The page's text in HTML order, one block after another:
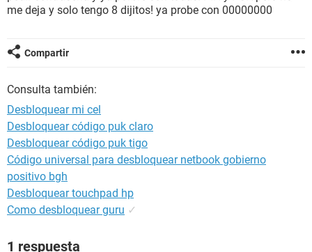
me deja y solo tengo 8 dijitos! ya probe con 00000000
Compartir
Consulta también:
Desbloquear mi cel
Desbloquear código puk claro
Desbloquear código puk tigo
Código universal para desbloquear netbook gobierno
positivo bgh
Desbloquear touchpad hp
Como desbloquear guru ✓
1 respuesta